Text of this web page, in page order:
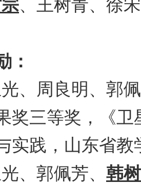
、王树青、徐
：
、周良明、郭
奖三等奖，《
实践，山东省
、郭佩芳、 韩